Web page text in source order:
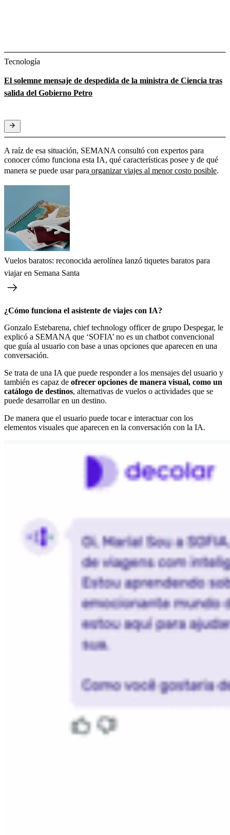
Tecnología
El solemne mensaje de despedida de la ministra de Ciencia tras
salida del Gobierno Petro
A raíz de esa situación, SEMANA consultó con expertos para
conocer cómo funciona esta IA, qué características posee y de qué
manera se puede usar para organizar viajes al menor costo posible.
Vuelos baratos: reconocida aerolínea lanzó tiquetes baratos para
viajar en Semana Santa
¿Cómo funciona el asistente de viajes con IA?
Gonzalo Estebarena, chief technology officer de grupo Despegar, le
explicó a SEMANA que ‘SOFIA’ no es un chatbot convencional
que guía al usuario con base a unas opciones que aparecen en una
conversación.
Se trata de una IA que puede responder a los mensajes del usuario y
también es capaz de ofrecer opciones de manera visual, como un
catálogo de destinos, alternativas de vuelos o actividades que se
puede desarrollar en un destino.
De manera que el usuario puede tocar e interactuar con los
elementos visuales que aparecen en la conversación con la IA.